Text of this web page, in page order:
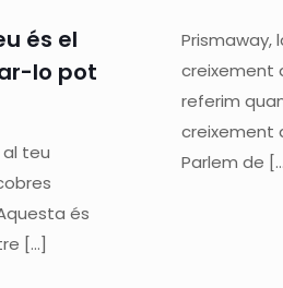
és el
lo pot
teu
és
[…]
Prismaway,
creixement
referim
creixement
Parlem de